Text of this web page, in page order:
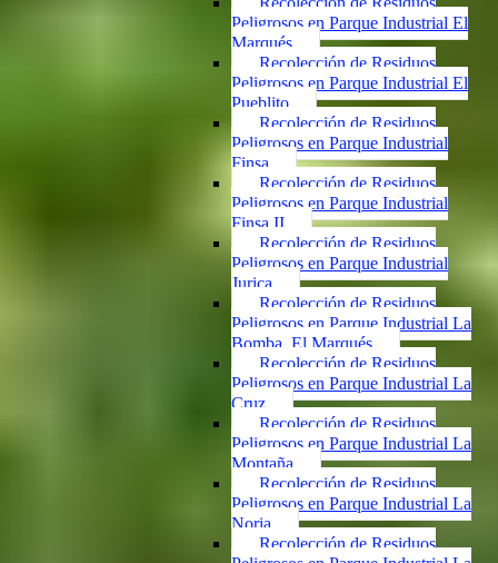
Peligrosos en Parque Industrial El
Marqués
Recolección de Residuos
Peligrosos en Parque Industrial El
Pueblito
Recolección de Residuos
Peligrosos en Parque Industrial
Finsa
Recolección de Residuos
Peligrosos en Parque Industrial
Finsa II
Recolección de Residuos
Peligrosos en Parque Industrial
Jurica
Recolección de Residuos
Peligrosos en Parque Industrial La
Bomba, El Marqués
Recolección de Residuos
Peligrosos en Parque Industrial La
Cruz
Recolección de Residuos
Peligrosos en Parque Industrial La
Montaña
Recolección de Residuos
Peligrosos en Parque Industrial La
Noria
Recolección de Residuos